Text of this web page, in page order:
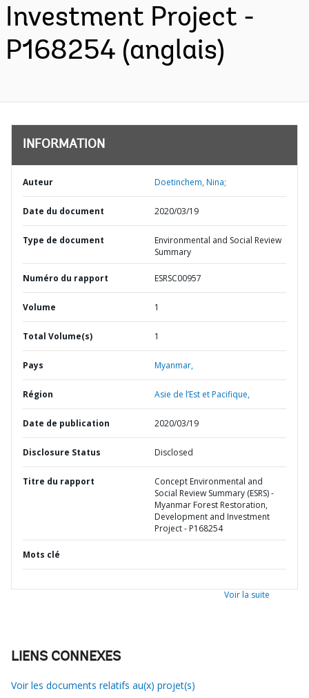
Investment Project -
P168254 (anglais)
INFORMATION
Auteur Doetinchem, Nina;
Date du document 2020/03/19
Type de document
Environmental and Social Review
Summary
Numéro du rapport ESRSC00957
Volume 1
Total Volume(s) 1
Pays Myanmar,
Région Asie de l’Est et Pacifique,
Date de publication 2020/03/19
Disclosure Status Disclosed
Titre du rapport
Concept Environmental and
Social Review Summary (ESRS) -
Myanmar Forest Restoration,
Development and Investment
Project - P168254
Mots clé
Voir la suite
LIENS CONNEXES
Voir les documents relatifs au(x) projet(s)